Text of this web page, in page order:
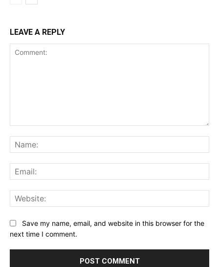
LEAVE A REPLY
Save my name, email, and website in this browser for the
next time I comment.